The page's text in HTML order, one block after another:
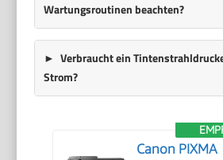
Wartungsroutinen beachten?
Verbraucht ein
Strom?
Canon PIXMA